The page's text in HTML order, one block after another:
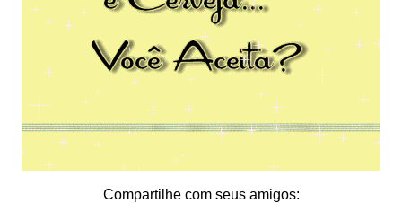
Compartilhe com seus amigos: